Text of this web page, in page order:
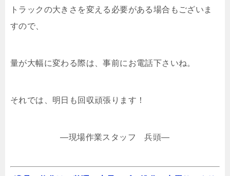
トラックの大きさを変える必要がある場合もございま
すので、
量が大幅に変わる際は、事前にお電話下さいね。
それでは、明日も回収頑張ります！
—現場作業スタッフ 兵頭—